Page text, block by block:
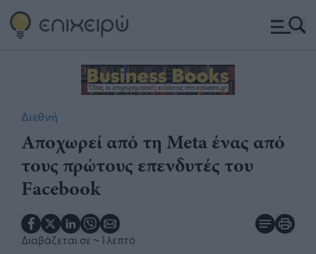
Διεθνή
Αποχωρεί από τη Meta ένας από
τους πρώτους επενδυτές του
Facebook
Διαβάζεται σε ~ 1 λεπτό